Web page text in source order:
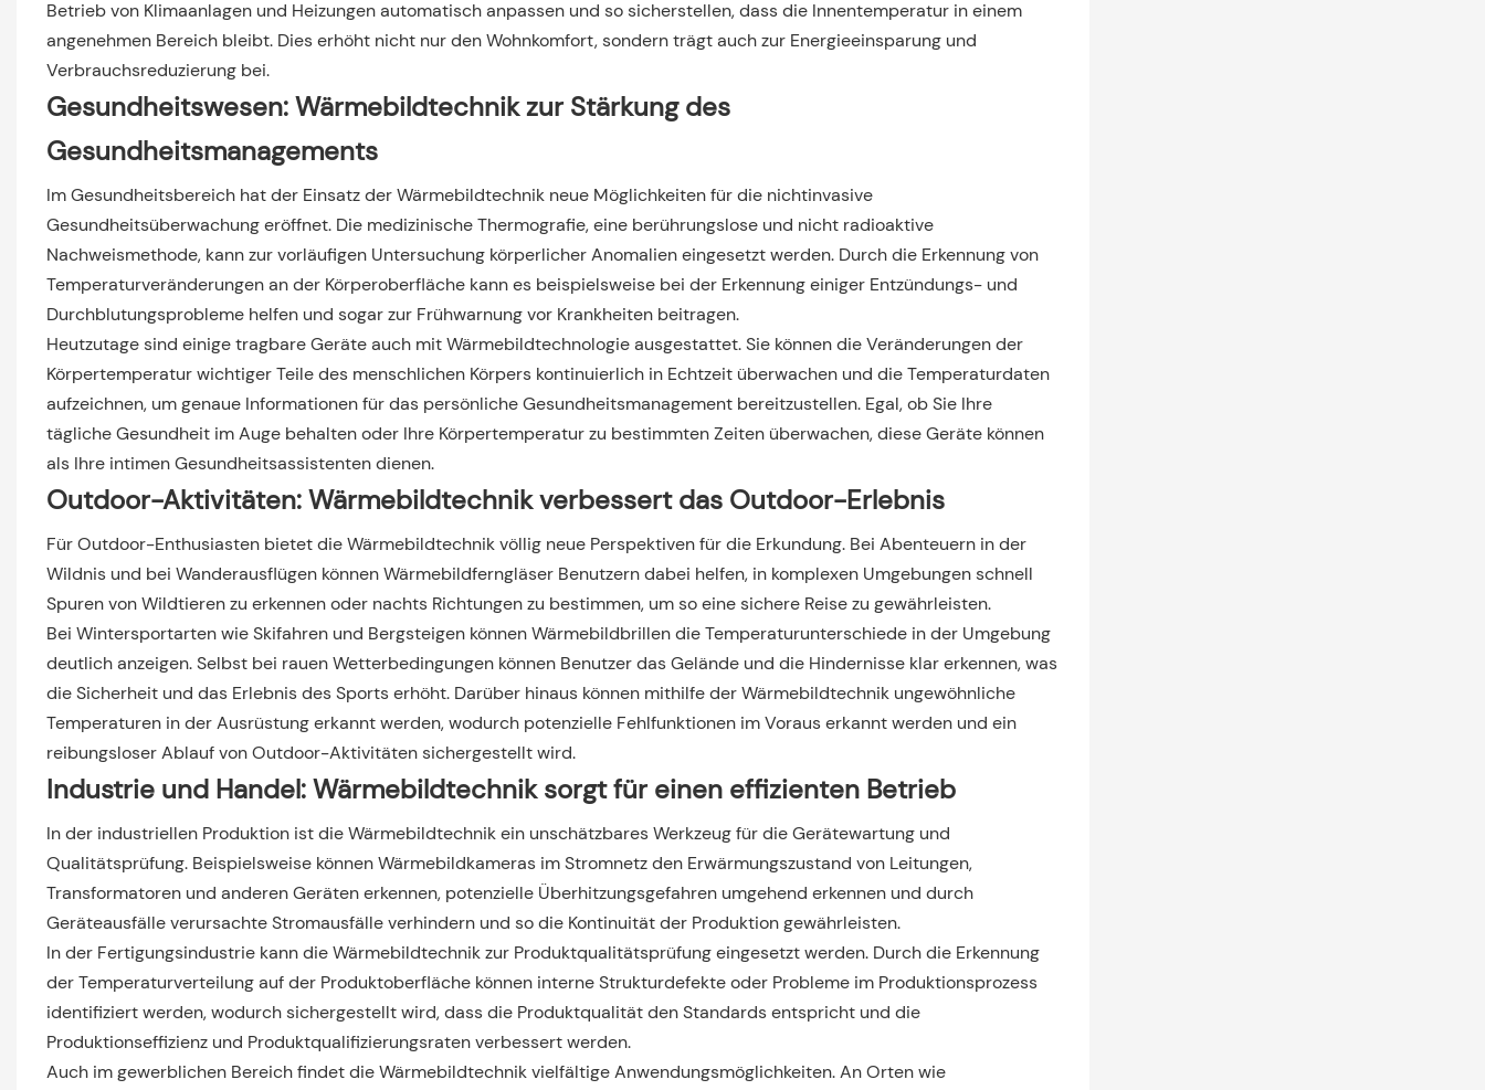
Betrieb von Klimaanlagen und Heizungen automatisch anpassen und so sicherstellen, dass die Innentemperatur in einem
angenehmen Bereich bleibt. Dies erhöht nicht nur den Wohnkomfort, sondern trägt auch zur Energieeinsparung und
Verbrauchsreduzierung bei.
Gesundheitswesen: Wärmebildtechnik zur Stärkung des
Gesundheitsmanagements
Im Gesundheitsbereich hat der Einsatz der Wärmebildtechnik neue Möglichkeiten für die nichtinvasive
Gesundheitsüberwachung eröffnet. Die medizinische Thermografie, eine berührungslose und nicht radioaktive
Nachweismethode, kann zur vorläufigen Untersuchung körperlicher Anomalien eingesetzt werden. Durch die Erkennung von
Temperaturveränderungen an der Körperoberfläche kann es beispielsweise bei der Erkennung einiger Entzündungs- und
Durchblutungsprobleme helfen und sogar zur Frühwarnung vor Krankheiten beitragen.
Heutzutage sind einige tragbare Geräte auch mit Wärmebildtechnologie ausgestattet. Sie können die Veränderungen der
Körpertemperatur wichtiger Teile des menschlichen Körpers kontinuierlich in Echtzeit überwachen und die Temperaturdaten
aufzeichnen, um genaue Informationen für das persönliche Gesundheitsmanagement bereitzustellen. Egal, ob Sie Ihre
tägliche Gesundheit im Auge behalten oder Ihre Körpertemperatur zu bestimmten Zeiten überwachen, diese Geräte können
als Ihre intimen Gesundheitsassistenten dienen.
Outdoor-Aktivitäten: Wärmebildtechnik verbessert das Outdoor-Erlebnis
Für Outdoor-Enthusiasten bietet die Wärmebildtechnik völlig neue Perspektiven für die Erkundung. Bei Abenteuern in der
Wildnis und bei Wanderausflügen können Wärmebildferngläser Benutzern dabei helfen, in komplexen Umgebungen schnell
Spuren von Wildtieren zu erkennen oder nachts Richtungen zu bestimmen, um so eine sichere Reise zu gewährleisten.
Bei Wintersportarten wie Skifahren und Bergsteigen können Wärmebildbrillen die Temperaturunterschiede in der Umgebung
deutlich anzeigen. Selbst bei rauen Wetterbedingungen können Benutzer das Gelände und die Hindernisse klar erkennen, was
die Sicherheit und das Erlebnis des Sports erhöht. Darüber hinaus können mithilfe der Wärmebildtechnik ungewöhnliche
Temperaturen in der Ausrüstung erkannt werden, wodurch potenzielle Fehlfunktionen im Voraus erkannt werden und ein
reibungsloser Ablauf von Outdoor-Aktivitäten sichergestellt wird.
Industrie und Handel: Wärmebildtechnik sorgt für einen effizienten Betrieb
In der industriellen Produktion ist die Wärmebildtechnik ein unschätzbares Werkzeug für die Gerätewartung und
Qualitätsprüfung. Beispielsweise können Wärmebildkameras im Stromnetz den Erwärmungszustand von Leitungen,
Transformatoren und anderen Geräten erkennen, potenzielle Überhitzungsgefahren umgehend erkennen und durch
Geräteausfälle verursachte Stromausfälle verhindern und so die Kontinuität der Produktion gewährleisten.
In der Fertigungsindustrie kann die Wärmebildtechnik zur Produktqualitätsprüfung eingesetzt werden. Durch die Erkennung
der Temperaturverteilung auf der Produktoberfläche können interne Strukturdefekte oder Probleme im Produktionsprozess
identifiziert werden, wodurch sichergestellt wird, dass die Produktqualität den Standards entspricht und die
Produktionseffizienz und Produktqualifizierungsraten verbessert werden.
Auch im gewerblichen Bereich findet die Wärmebildtechnik vielfältige Anwendungsmöglichkeiten. An Orten wie